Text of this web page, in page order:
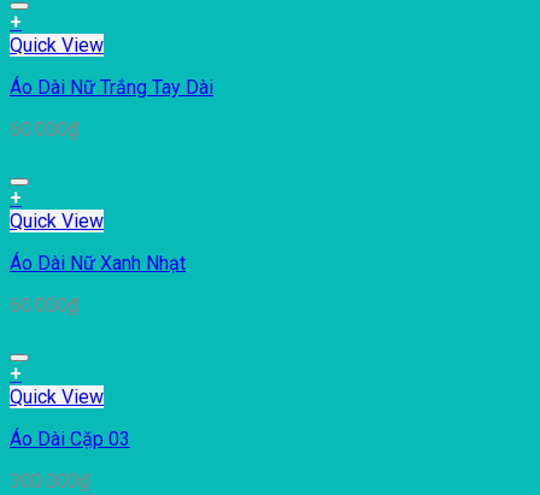
+
Quick View
Áo Dài Nữ Trắng Tay Dài
60.000₫
+
Quick View
Áo Dài Nữ Xanh Nhạt
60.000₫
+
Quick View
Áo Dài Cặp 03
300.000₫